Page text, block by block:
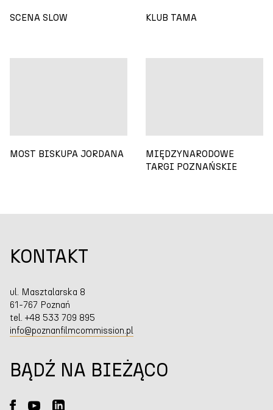
SCENA SLOW KLUB TAMA
MOST BISKUPA JORDANA
MIĘDZYNARODOWE
TARGI POZNAŃSKIE
KONTAKT
ul. Masztalarska 8
61-767 Poznań
tel. +48 533 709 895
info@poznanfilmcommission.pl
BĄDŹ NA BIEŻĄCO